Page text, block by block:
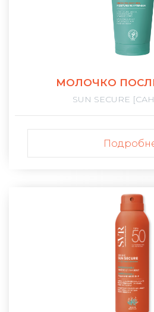
МОЛОЧКО
SUN SECURE